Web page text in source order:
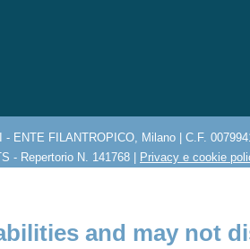
ENTE FILANTROPICO, Milano | C.F.
- Repertorio N. 141768 |
Privacy e cookie
and may not